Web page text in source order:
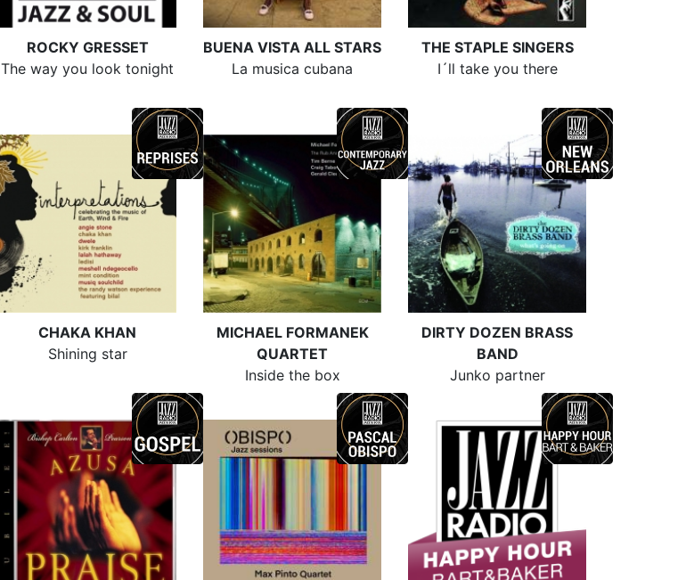
ROCKY GRESSET
The way you look tonight
BUENA VISTA ALL STARS
La musica cubana
THE STAPLE SINGERS
I´ll take you there
CHAKA KHAN
Shining star
MICHAEL FORMANEK
QUARTET
Inside the box
DIRTY DOZEN BRASS
BAND
Junko partner